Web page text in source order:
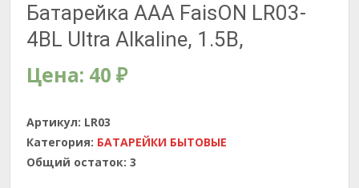
Батарейка AAA FaisON LR03-
4BL Ultra Alkaline, 1.5B,
Цена: 40 ₽
Артикул: LR03
Категория: БАТАРЕЙКИ БЫТОВЫЕ
Общий остаток: 3